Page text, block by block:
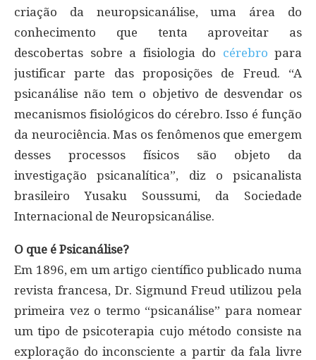
criação da neuropsicanálise, uma área do
conhecimento que tenta aproveitar as
descobertas sobre a fisiologia do cérebro para
justificar parte das proposições de Freud. “A
psicanálise não tem o objetivo de desvendar os
mecanismos fisiológicos do cérebro. Isso é função
da neurociência. Mas os fenômenos que emergem
desses processos físicos são objeto da
investigação psicanalítica”, diz o psicanalista
brasileiro Yusaku Soussumi, da Sociedade
Internacional de Neuropsicanálise.
O que é Psicanálise?
Em 1896, em um artigo científico publicado numa
revista francesa, Dr. Sigmund Freud utilizou pela
primeira vez o termo “psicanálise” para nomear
um tipo de psicoterapia cujo método consiste na
exploração do inconsciente a partir da fala livre